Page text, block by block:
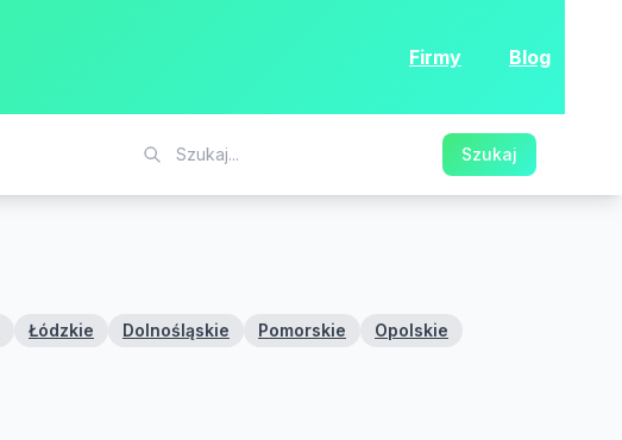
Firmy Blog
Szukaj
Łódzkie Dolnośląskie Pomorskie
Opolskie